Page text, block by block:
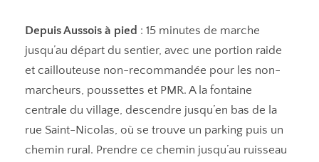
Depuis Aussois à pied : 15 minutes de marche
jusqu’au départ du sentier, avec une portion raide
et caillouteuse non-recommandée pour les non-
marcheurs, poussettes et PMR. A la fontaine
centrale du village, descendre jusqu’en bas de la
rue Saint-Nicolas, où se trouve un parking puis un
chemin rural. Prendre ce chemin jusqu’au ruisseau